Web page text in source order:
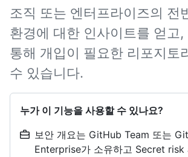
조직 또는 엔터프라이즈의 전
환경에 대한 인사이트를 얻고,
통해 개입이 필요한 리포지토
수 있습니다.
누가 이 기능을 사용할 수 있나요?
보안 개요는 GitHub Team 또는
Enterprise가 소유하고 Secret risk